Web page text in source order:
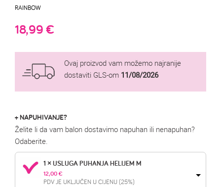
RAINBOW
18,99€
Ovaj proizvod vam možemo najranije
dostaviti GLS-om 11/08/2026
+ NAPUHIVANJE?
Želite li da vam balon dostavimo napuhan ili nenapuhan?
Odaberite.
1 × USLUGA PUHANJA HELIJEM M
12,00 €
PDV JE UKLJUČEN U CIJENU (25%)